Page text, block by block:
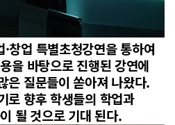
창업 특별초청강연을 통하여
을 바탕으로 진행된 강연에
은 질문들이 쏟아져 나왔다.
로 향후 학생들의 학업과
될 것으로 기대 된다.